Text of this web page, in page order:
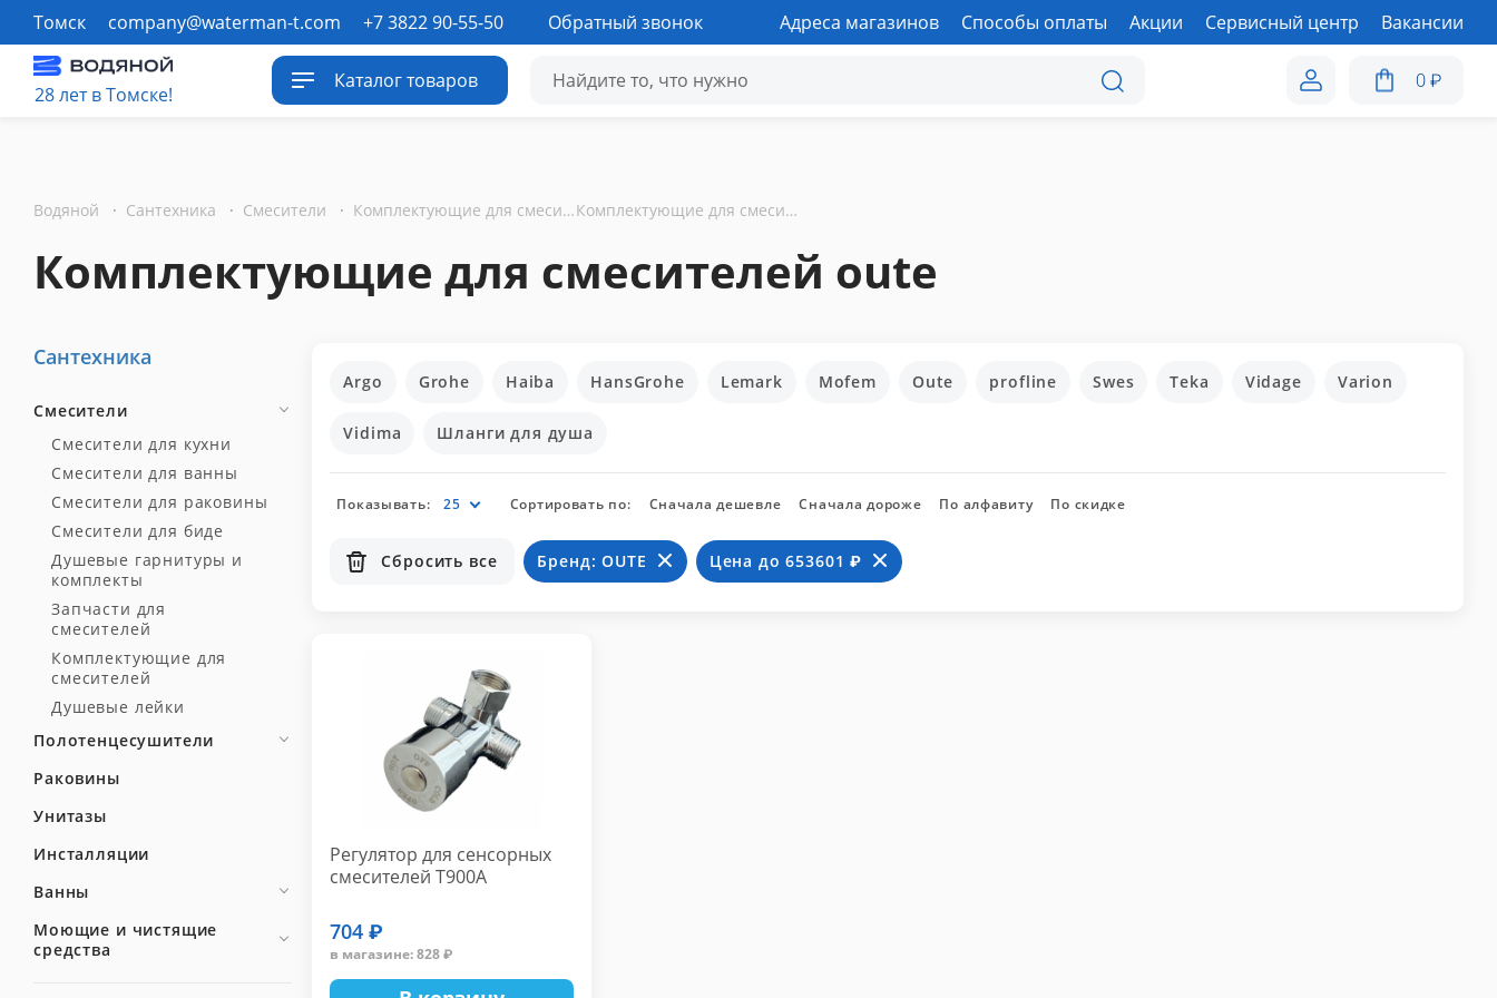
Томск company@waterman-t.com +7 3822 90-55-50 Обратный звонок Адреса магазинов Способы оплаты Акции Сервисный центр Вакансии
28 лет в Томске!
Каталог товаров 0₽
Водяной · Сантехника · Смесители · Комплектующие для смесителей Комплектующие для смесителей oute
Комплектующие для смесителей oute
Сантехника
Смесители
Смесители для кухни
Смесители для ванны
Смесители для раковины
Смесители для биде
Душевые гарнитуры и
комплекты
Запчасти для
смесителей
Комплектующие для
смесителей
Душевые лейки
Полотенцесушители
Раковины
Унитазы
Инсталляции
Ванны
Моющие и чистящие
средства
Argo Grohe Haiba HansGrohe Lemark Mofem Oute profline Swes Teka Vidage Varion
Vidima Шланги для душа
Показывать: 25 Сортировать по: Сначала дешевле Сначала дороже По алфавиту По скидке
Сбросить все Бренд: OUTE Цена до 653601 ₽
Регулятор для сенсорных
смесителей T900A
704 ₽
в магазине: 828 ₽